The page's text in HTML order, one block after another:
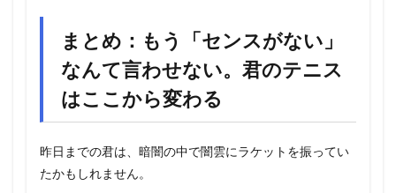
まとめ：もう「センスがない」
なんて言わせない。君のテニス
はここから変わる
昨日までの君は、暗闇の中で闇雲にラケットを振ってい
たかもしれません。